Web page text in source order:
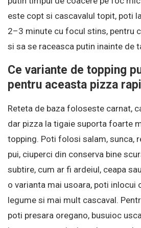
este copt si cascavalul topit, poti
2–3 minute cu focul stins, pentru
si sa se raceasca putin inainte de
Ce variante de topping
pentru aceasta pizza
Reteta de baza foloseste carnat,
dar pizza la tigaie suporta foarte
topping. Poti folosi salam, sunca,
pui, ciuperci din conserva bine
subtire, cum ar fi ardeiul, ceapa
o varianta mai usoara, poti inlocui
legume si mai mult cascaval.
poti presara oregano, busuioc